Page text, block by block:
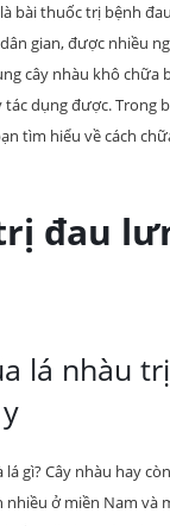
bài thuốc trị bệnh
gian, được nhiều
cây nhàu khô chữa
dụng được. Trong
tìm hiểu về cách
đau
lá nhàu
lá gì? Cây nhàu hay
nhiều ở miền Nam và